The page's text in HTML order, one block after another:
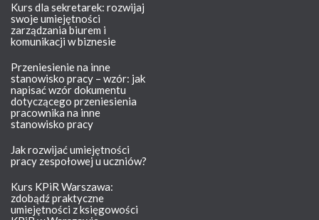
Kurs dla sekretarek: rozwijaj
swoje umiejętności
zarządzania biurem i
komunikacji w biznesie
Przeniesienie na inne
stanowisko pracy – wzór: jak
napisać wzór dokumentu
dotyczącego przeniesienia
pracownika na inne
stanowisko pracy
Jak rozwijać umiejętności
pracy zespołowej u uczniów?
Kurs KPiR Warszawa:
zdobądź praktyczne
umiejętności z księgowości